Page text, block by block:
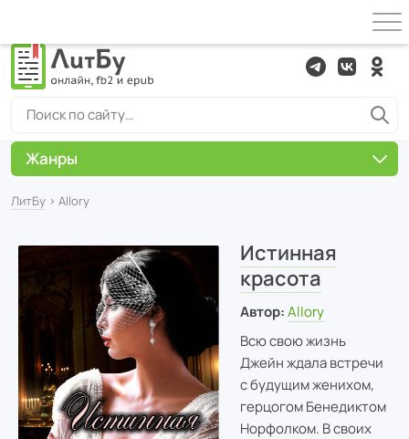
ЛитБу › Allory
Истинная
красота
Автор: Allory
Всю свою жизнь
Джейн ждала встречи
с будущим женихом,
герцогом Бенедиктом
Норфолком. В своих
Жанры